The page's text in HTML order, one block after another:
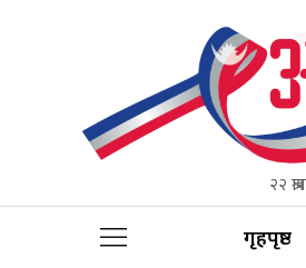
२२
गृहपृष्ठ